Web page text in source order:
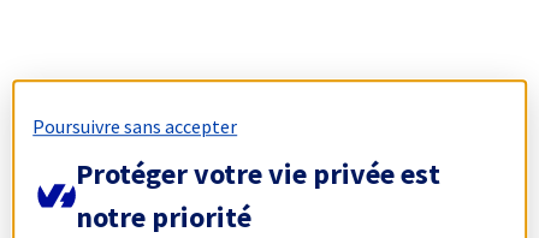
Poursuivre sans accepter
Protéger votre vie privée est
notre priorité